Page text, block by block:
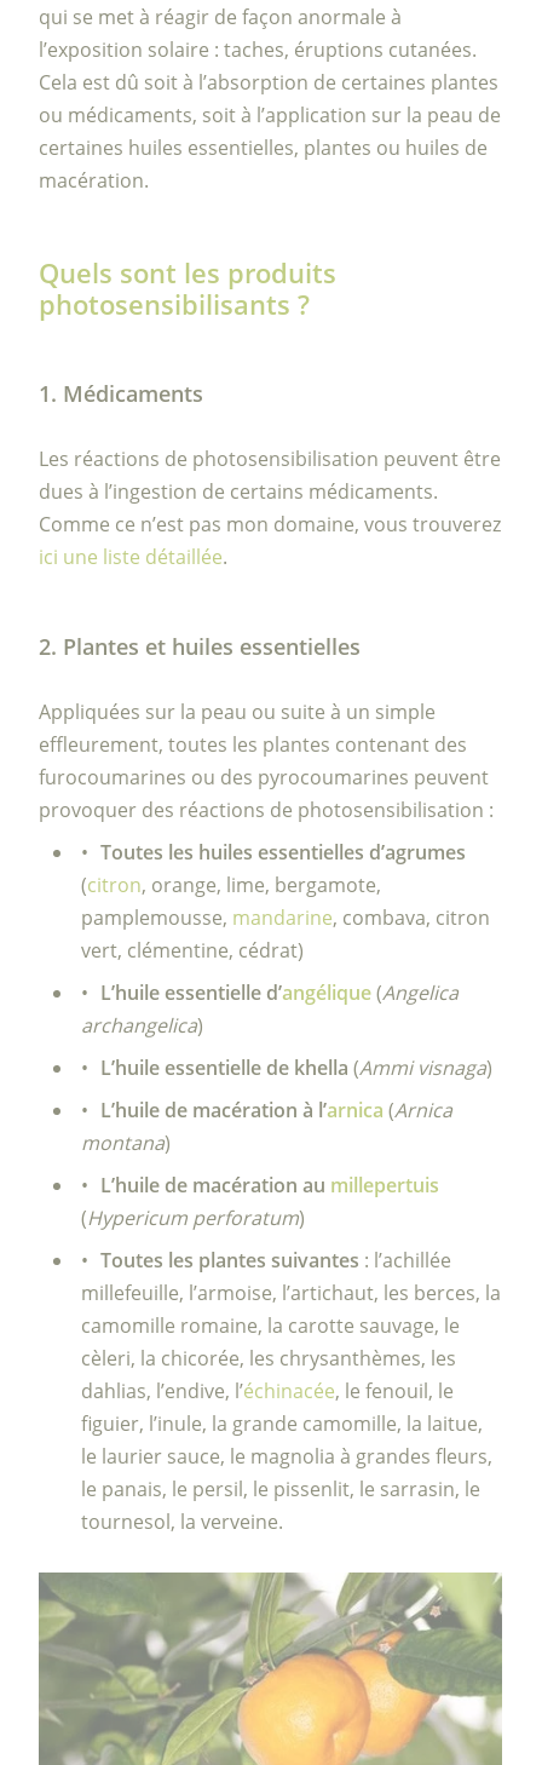
qui se met à réagir de façon anormale à
l’exposition solaire : taches, éruptions cutanées.
Cela est dû soit à l’absorption de certaines plantes
ou médicaments, soit à l’application sur la peau de
certaines huiles essentielles, plantes ou huiles de
macération.
Quels sont les produits
photosensibilisants ?
1. Médicaments
Les réactions de photosensibilisation peuvent être
dues à l’ingestion de certains médicaments.
Comme ce n’est pas mon domaine, vous trouverez
ici une liste détaillée.
2. Plantes et huiles essentielles
Appliquées sur la peau ou suite à un simple
effleurement, toutes les plantes contenant des
furocoumarines ou des pyrocoumarines peuvent
provoquer des réactions de photosensibilisation :
Toutes les huiles essentielles d’agrumes
(citron, orange, lime, bergamote,
pamplemousse, mandarine, combava, citron
vert, clémentine, cédrat)
L’huile essentielle d’angélique(Angelica
archangelica)
L’huile essentielle de khella (Ammi visnaga)
L’huile de macération à l’arnica (Arnica
montana)
L’huile de macération au millepertuis
(Hypericum perforatum)
Toutes les plantes suivantes : l’achillée
millefeuille, l’armoise, l’artichaut, les berces, la
camomille romaine, la carotte sauvage, le
cèleri, la chicorée, les chrysanthèmes, les
dahlias, l’endive, l’échinacée, le fenouil, le
figuier, l’inule, la grande camomille, la laitue,
le laurier sauce, le magnolia à grandes fleurs,
le panais, le persil, le pissenlit, le sarrasin, le
tournesol, la verveine.